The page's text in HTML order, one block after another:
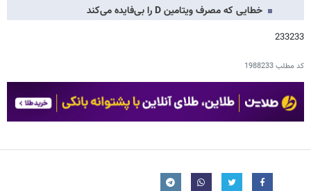
خطایی که مصرف ویتامین D را بی‌فایده می‌کند
233233
کد مطلب1988233